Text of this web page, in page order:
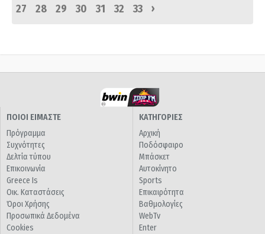
27
28 29 30 31 32 33 ›
ΠΟΙΟΙ ΕΙΜΑΣΤΕ
Πρόγραμμα
Συχνότητες
Δελτία τύπου
Επικοινωνία
Greece Is
Οικ. Καταστάσεις
Όροι Χρήσης
Προσωπικά Δεδομένα
Cookies
ΚΑΤΗΓΟΡΙΕΣ
Αρχική
Ποδόσφαιρο
Μπάσκετ
Αυτοκίνητο
Sports
Επικαιρότητα
Βαθμολογίες
WebTv
Enter